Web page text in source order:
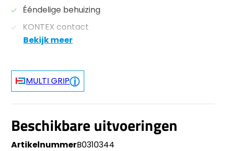
Ééndelige behuizing
KONTEX contact
Bekijk meer
MULTI GRIP
Beschikbare uitvoeringen
ArtikelnummerB0310344